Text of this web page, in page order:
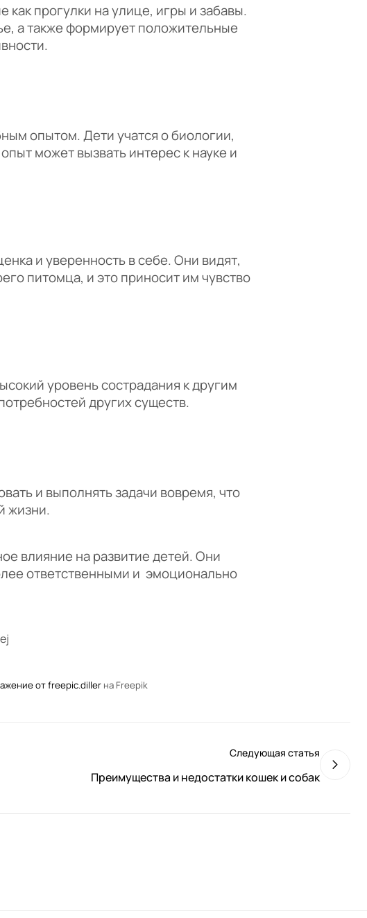
прогулки на улице, игры и забавы.
а также формирует положительные
опытом. Дети учатся о биологии,
может вызвать интерес к науке и
и уверенность в себе. Они видят,
питомца, и это приносит им чувство
уровень сострадания к другим
других существ.
и выполнять задачи вовремя, что
жизни.
влияние на развитие детей. Они
ответственными и эмоционально
от freepic.dillerна Freepik
Следующая статья
Преимущества и недостатки кошек и собак